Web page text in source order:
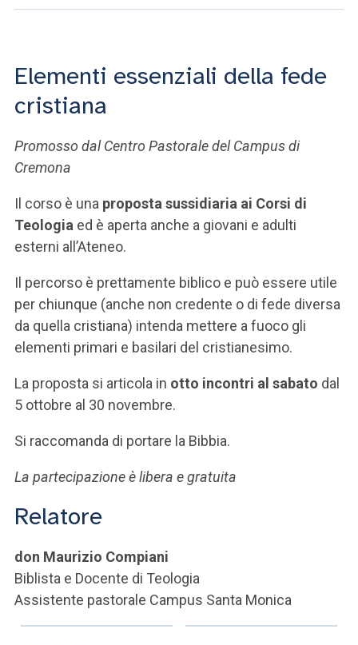
ACCEDI A CLOUDMAIL
Elementi essenziali della fede
cristiana
Promosso dal Centro Pastorale del Campus di
Cremona
Il corso è una proposta sussidiaria ai Corsi di
Teologia ed è aperta anche a giovani e adulti
esterni all’Ateneo.
Il percorso è prettamente biblico e può essere utile
per chiunque (anche non credente o di fede diversa
da quella cristiana) intenda mettere a fuoco gli
elementi primari e basilari del cristianesimo.
La proposta si articola in otto incontri al sabato dal
5 ottobre al 30 novembre.
Si raccomanda di portare la Bibbia.
La partecipazione è libera e gratuita
Relatore
don Maurizio Compiani
Biblista e Docente di Teologia
Assistente pastorale Campus Santa Monica